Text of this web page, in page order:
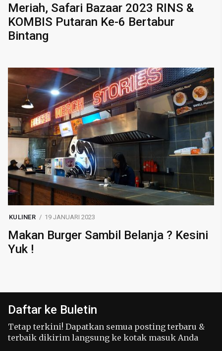
Meriah, Safari Bazaar 2023 RINS &
KOMBIS Putaran Ke-6 Bertabur
Bintang
KULINER 19 JANUARI 2023
Makan Burger Sambil Belanja ? Kesini
Yuk !
Daftar ke Buletin
Tetap terkini! Dapatkan semua posting terbaru &
terbaik dikirim langsung ke kotak masuk Anda